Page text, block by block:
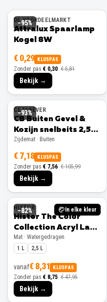
−95%
DE VOORDEELMARKT
Attralux Spaarlamp
Kogel 8W
€ 0,29 KLUSPAS
Zonder pas € 0,30 € 5,81
Bekijk →
−93%
CETABEVER
CB Buiten Gevel &
Kozijn snelbeits 2,5L
Ral 9001 Zijdemat
Zijdemat · Buiten
€ 7,18 KLUSPAS
Zonder pas € 7,56 € 105,99
Bekijk →
−82% In elke kleur
HISTOR
Histor The Color
Collection Acryl Lak
Mat
Mat · Watergedragen
1 L
2,5 L
vanaf€ 8,31 KLUSPAS
Zonder pas € 8,75 € 47,95
Bekijk →